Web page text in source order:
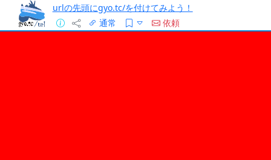
urlの先頭にgyo.tc/を付けてみよう！
通常
依頼